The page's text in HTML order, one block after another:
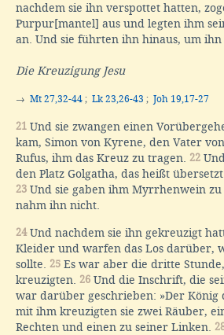
nachdem sie ihn verspottet hatten,
Purpur[mantel] aus und legten ihm
an. Und sie führten ihn hinaus, um ihn
Die Kreuzigung Jesu
→ Mt 27,32-44 ; Lk 23,26-43 ; Joh 19,17-27
21 Und sie zwangen einen
kam, Simon von Kyrene, den Vater
Rufus, ihm das Kreuz zu tragen. 22
den Platz Golgatha, das heißt übersetzt
23 Und sie gaben ihm Myrrhenwein
nahm ihn nicht.
24Und nachdem sie ihn gekreuzigt
Kleider und warfen das Los darüber,
sollte. 25 Es war aber die dritte
kreuzigten. 26 Und die Inschrift, die
war darüber geschrieben: »Der König
mit ihm kreuzigten sie zwei Räuber,
Rechten und einen zu seiner Linken.